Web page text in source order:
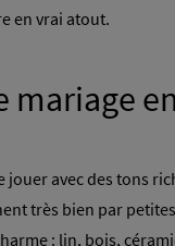
en vrai atout.
mariage
avec des tons
très bien par
: lin, bois,